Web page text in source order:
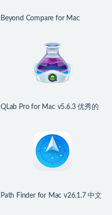
Beyond Compare for Mac
QLab Pro for Mac v5.6.3 优秀的
Path Finder for Mac v26.1.7 中文